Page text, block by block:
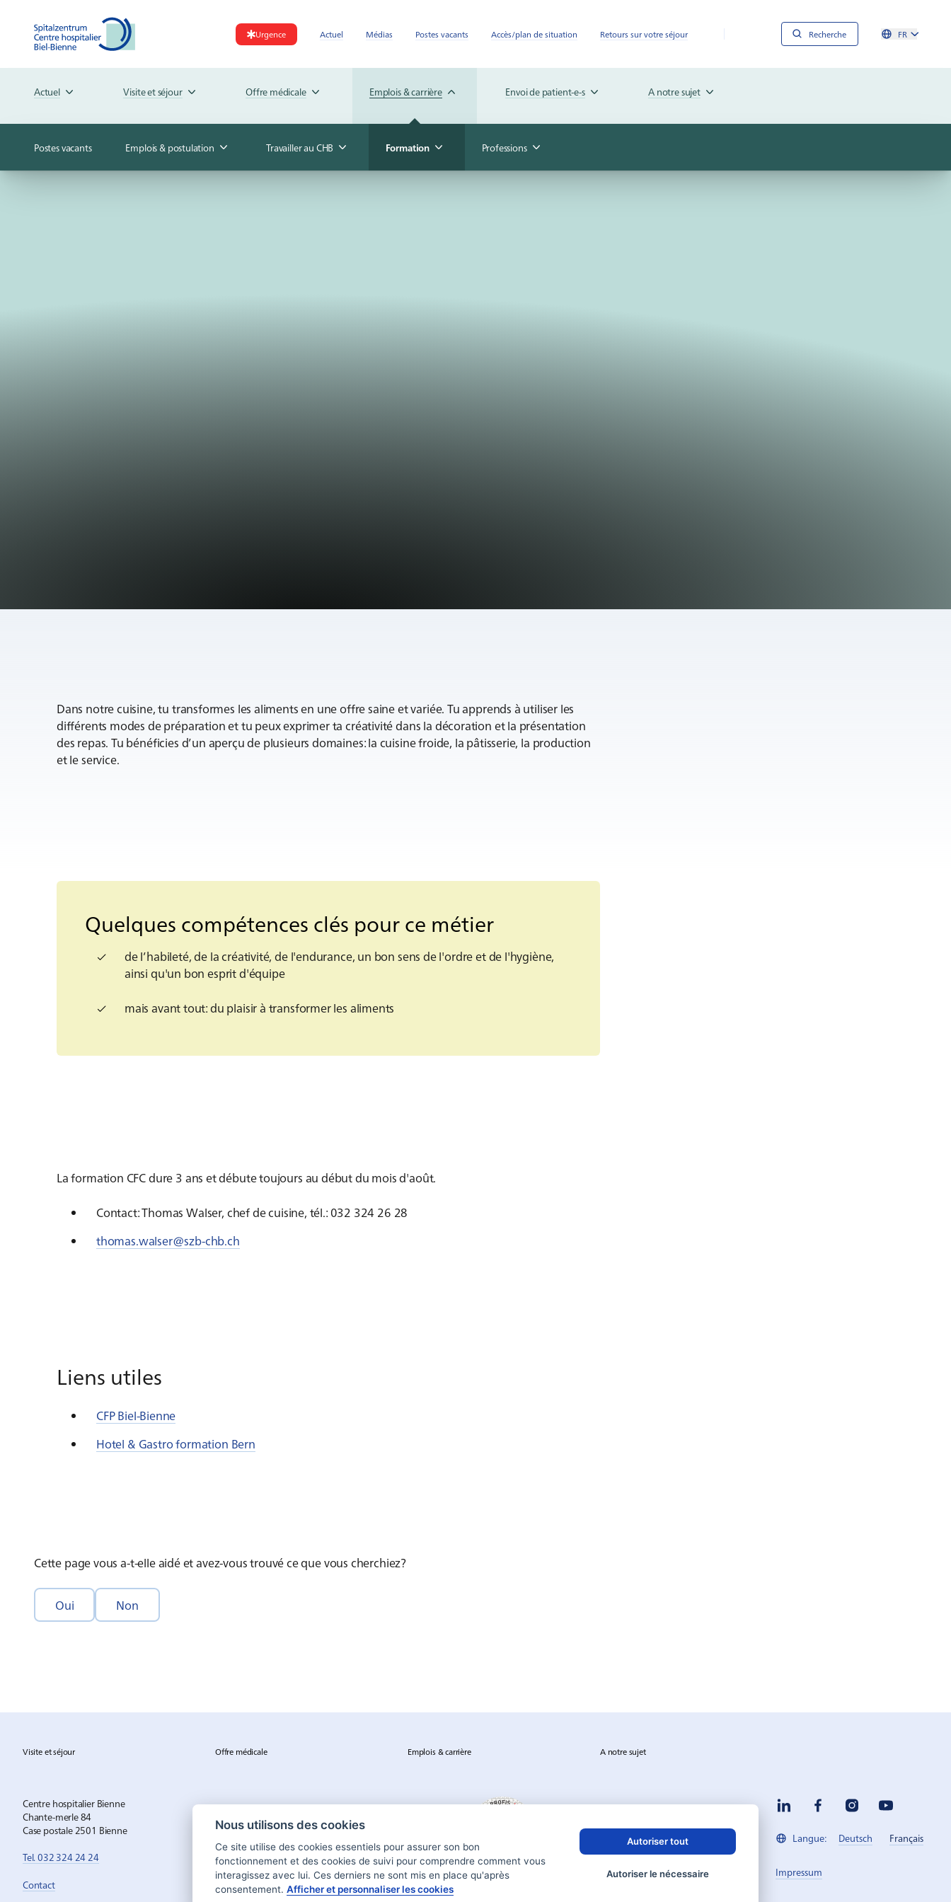
Urgence Actuel Médias Postes vacants Accès/plan de situation Retours sur votre séjour Recherche FR
Actuel Visite et séjour Offre médicale Emplois & carrière
Postes vacants Emplois & postulation Travailler au CHB Formation Professions
Envoi de patient-e-s A notre sujet
Dans notre cuisine, tu transformes les aliments en une offre saine et variée. Tu apprends à utiliser les
différents modes de préparation et tu peux exprimer ta créativité dans la décoration et la présentation
des repas. Tu bénéficies d’un aperçu de plusieurs domaines: la cuisine froide, la pâtisserie, la production
et le service.
Quelques compétences clés pour ce métier
de l’habileté, de la créativité, de l'endurance, un bon sens de l'ordre et de l'hygiène,
ainsi qu'un bon esprit d'équipe
mais avant tout: du plaisir à transformer les aliments
La formation CFC dure 3 ans et débute toujours au début du mois d'août.
Contact: Thomas Walser, chef de cuisine, tél.: 032 324 26 28
thomas.walser@szb-chb.ch
Liens utiles
CFP Biel-Bienne
Hotel & Gastro formation Bern
Cette page vous a-t-elle aidé et avez-vous trouvé ce que vous cherchiez?
Oui Non
Visite et séjour Offre médicale Emplois & carrière A notre sujet
Centre hospitalier Bienne
Chante-merle 84
Case postale 2501 Bienne
Tel. 032 324 24 24
Contact
Langue: Deutsch Français
Impressum
Nous utilisons des cookies
Ce site utilise des cookies essentiels pour assurer son bon
fonctionnement et des cookies de suivi pour comprendre comment vous
interagissez avec lui. Ces derniers ne sont mis en place qu'après
consentement. Afficher et personnaliser les cookies
Autoriser tout
Autoriser le nécessaire